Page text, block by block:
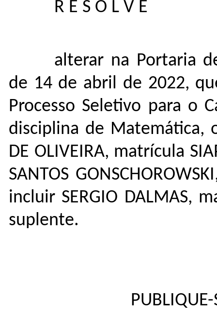
R E S O L V E
alterar na Portaria
de 14 de abril de 2022,
Processo Seletivo para o
disciplina de Matemática,
DE OLIVEIRA, matrícula
SANTOS
incluir SERGIO DALMAS,
suplente.
PUBLIQUE-